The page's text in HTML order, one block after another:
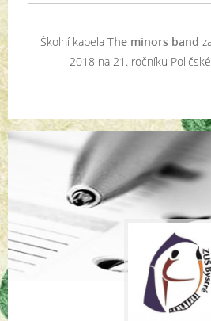
Školní kapela The minors band
2018 na 21. ročníku